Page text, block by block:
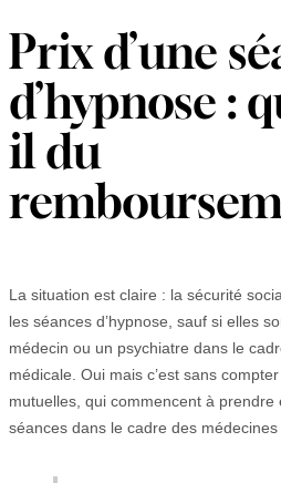
Prix d’une
d’hypnose :
il du
La situation est claire : la sécurité
les séances d’hypnose, sauf si elles
médecin ou un psychiatre dans le
médicale. Oui mais c’est sans
mutuelles, qui commencent à prendre
séances dans le cadre des médecines